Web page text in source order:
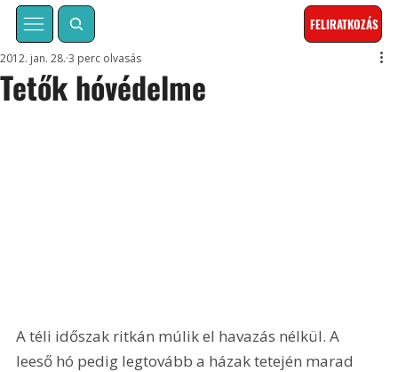
FELIRATKOZÁS
Tetők hóvédelme
2012. jan. 28. 3 perc olvasás
A téli időszak ritkán múlik el havazás nélkül. A
leeső hó pedig legtovább a házak tetején marad